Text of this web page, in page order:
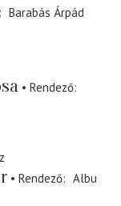
Barabás Árpád
Rendező
Rendező
Albu